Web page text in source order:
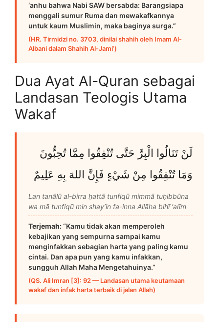
‘anhu bahwa Nabi SAW bersabda: Barangsiapa
menggali sumur Ruma dan mewakafkannya
untuk kaum Muslimin, maka baginya surga.”
(HR. Tirmidzi no. 3703, dinilai shahih oleh Imam Al-
Albani dalam Shahih Al-Jami’)
Dua Ayat Al-Quran sebagai
Landasan Teologis Utama
Wakaf
لَنْ تَنَالُوا الْبِرَّ حَتَّى تُنْفِقُوا مِمَّا تُحِبُّونَ
وَمَا تُنْفِقُوا مِنْ شَيْءٍ فَإِنَّ اللهَ بِهِ عَلِيمٌ
Lan tanālū al-birra ḥattā tunfiqū mimmā tuḥibbūna
wa mā tunfiqū min shay’in fa-inna Allāha bihī ‘alīm
Terjemah:“Kamu tidak akan memperoleh
kebajikan yang sempurna sampai kamu
menginfakkan sebagian harta yang paling kamu
cintai. Dan apa pun yang kamu infakkan,
sungguh Allah Maha Mengetahuinya.”
(QS. Ali Imran [3]: 92 — Landasan utama keutamaan
wakaf dan infak harta terbaik di jalan Allah)